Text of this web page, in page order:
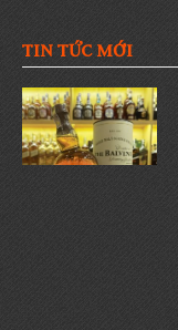
TIN TỨC MỚI